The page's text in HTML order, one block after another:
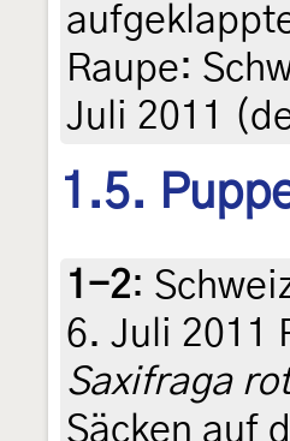
Raupe:
Juli 2011
1.5.
1-2:
6. Juli 2011
Saxifraga
Säcken auf